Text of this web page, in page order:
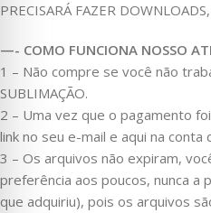
PRECISARÁ FAZER
—- COMO FUNCIONA NOSSO
1 – Não compre se você não
SUBLIMAÇÃO.
2 – Uma vez que o pagamento
link no seu e-mail e aqui na conta
3 – Os arquivos não expiram,
preferência aos poucos, nunca a
que adquiriu), pois os arquivos